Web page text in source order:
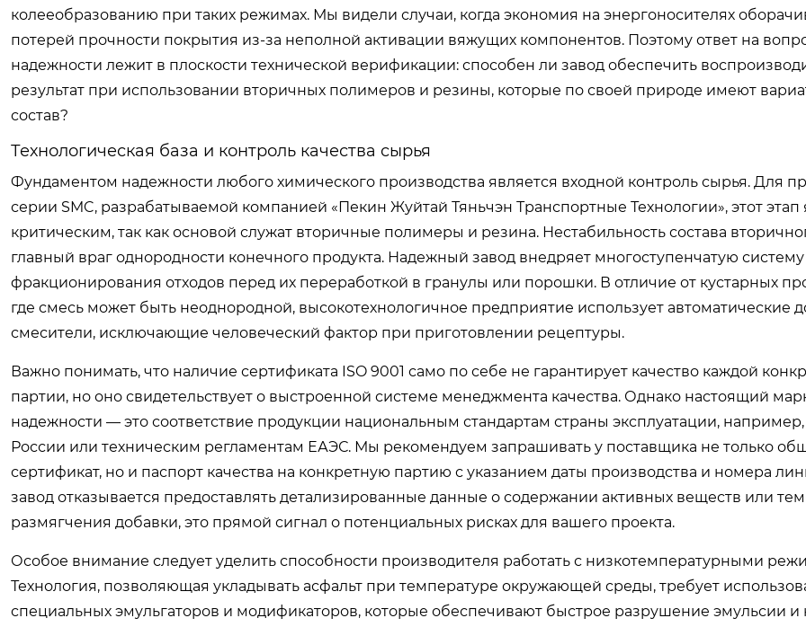
колееобразованию при таких режимах. Мы видели случаи, когда экономия на энергоносителях
потерей прочности покрытия из-за неполной активации вяжущих компонентов. Поэтому ответ на
надежности лежит в плоскости технической верификации: способен ли завод обеспечить
результат при использовании вторичных полимеров и резины, которые по своей природе имеют
состав?
Технологическая база и контроль качества сырья
Фундаментом надежности любого химического производства является входной контроль сырья. Для
серии SMC, разрабатываемой компанией «Пекин Жуйтай Тяньчэн Транспортные Технологии», этот этап
критическим, так как основой служат вторичные полимеры и резина. Нестабильность состава
главный враг однородности конечного продукта. Надежный завод внедряет многоступенчатую
фракционирования отходов перед их переработкой в гранулы или порошки. В отличие от кустарных
где смесь может быть неоднородной, высокотехнологичное предприятие использует автоматические
смесители, исключающие человеческий фактор при приготовлении рецептуры.
Важно понимать, что наличие сертификата ISO 9001 само по себе не гарантирует качество каждой
партии, но оно свидетельствует о выстроенной системе менеджмента качества. Однако настоящий
надежности — это соответствие продукции национальным стандартам страны эксплуатации,
России или техническим регламентам ЕАЭС. Мы рекомендуем запрашивать у поставщика не только
сертификат, но и паспорт качества на конкретную партию с указанием даты производства и номера
завод отказывается предоставлять детализированные данные о содержании активных веществ или
размягчения добавки, это прямой сигнал о потенциальных рисках для вашего проекта.
Особое внимание следует уделить способности производителя работать с низкотемпературными
Технология, позволяющая укладывать асфальт при температуре окружающей среды, требует
специальных эмульгаторов и модификаторов, которые обеспечивают быстрое разрушение эмульсии и